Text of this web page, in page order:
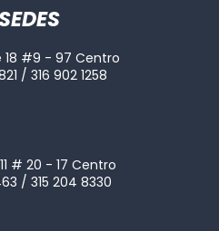
18 #9 - 97 Centro
/ 316 902 1258
# 20 - 17 Centro
/ 315 204 8330